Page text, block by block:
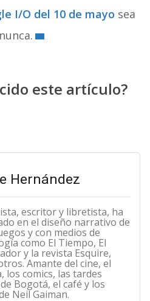
I/O del 10 de mayo sea
este artículo?
Hernández
escritor y libretista, ha
en el diseño narrativo de
y con medios de
como El Tiempo, El
y la revista Esquire,
Amante del cine, el
los comics, las tardes
Bogotá, el café y los
Neil Gaiman.